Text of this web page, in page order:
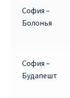
Акции RYANAIR
Акции RYANAIR
София –
Болонья
София –
Будапешт